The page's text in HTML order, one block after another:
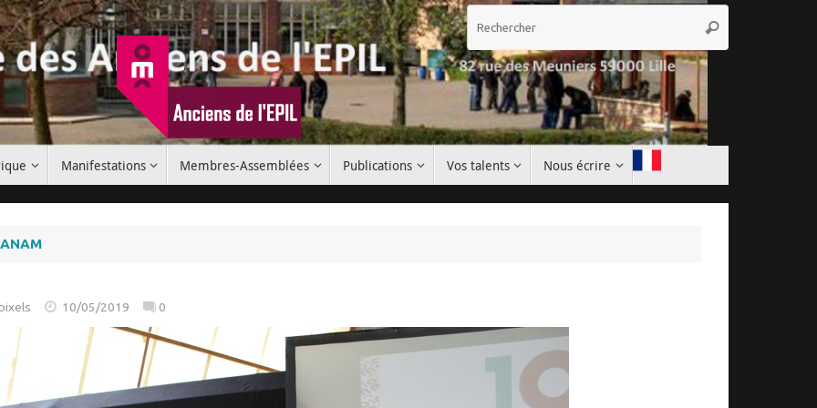
Rechercher
Manifestations Membres-Assemblées Publications Vos talents Nous écrire
10/05/2019 0